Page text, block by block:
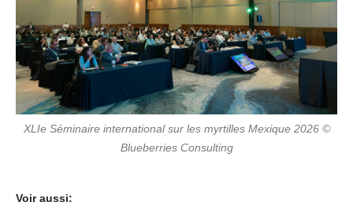
XLIe Séminaire international sur les myrtilles Mexique 2026 ©
Blueberries Consulting
Voir aussi: